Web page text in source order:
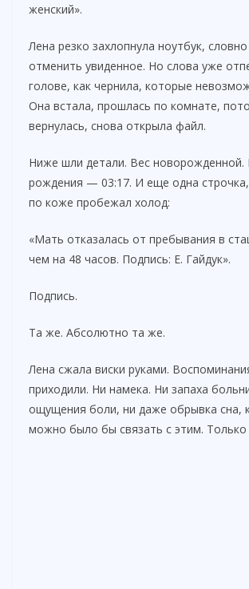
женский».
Лена резко захлопнула ноутбук,
отменить увиденное. Но слова уже
голове, как чернила, которые
Она встала, прошлась по комнате,
вернулась, снова открыла файл.
Ниже шли детали. Вес новорожденной.
рождения — 03:17. И еще одна
по коже пробежал холод:
«Мать отказалась от пребывания в
чем на 48 часов. Подпись: Е. Гайдук».
Подпись.
Та же. Абсолютно та же.
Лена сжала виски руками.
приходили. Ни намека. Ни запаха
ощущения боли, ни даже обрывка сна,
можно было бы связать с этим. Только